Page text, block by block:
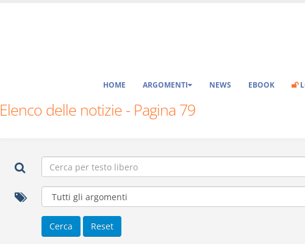
HOME ARGOMENTI NEWS EBOOK
Elenco delle notizie - Pagina 79